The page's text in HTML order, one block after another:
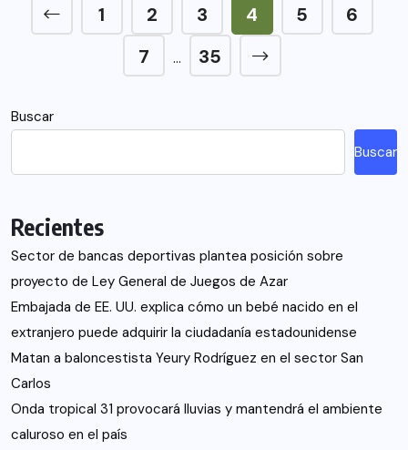
1 2 3 4 5
6
7
… 35
Buscar
Buscar
Recientes
Sector de bancas deportivas plantea posición sobre
proyecto de Ley General de Juegos de Azar
Embajada de EE. UU. explica cómo un bebé nacido en el
extranjero puede adquirir la ciudadanía estadounidense
Matan a baloncestista Yeury Rodríguez en el sector San
Carlos
Onda tropical 31 provocará lluvias y mantendrá el ambiente
caluroso en el país